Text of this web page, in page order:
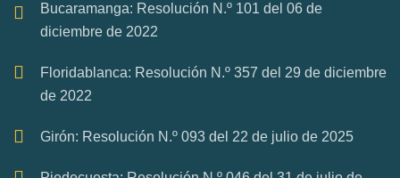
Bucaramanga: Resolución N.º 101 del 06 de
diciembre de 2022
Floridablanca: Resolución N.º 357 del 29 de diciembre
de 2022
Girón: Resolución N.º 093 del 22 de julio de 2025